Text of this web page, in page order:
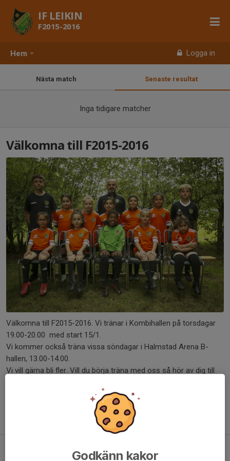
Hem Logga in
IF LEIKIN
F2015-2016
Nästa match Senaste resultat
Inga tidigare matcher
Välkomna till F2015-2016
Välkomna till F2015-2016. Vi tränar i Kombihallen på torsdagar
19.00-20.00 med start 15/1.
Vi kommer också träna vissa söndagar i Halmstad Arena B-
hallen, 13.00-14.00.
Vi vill gärna bli fler. Vill du börja träna med oss så hör av dig till
Fotboll är livet, Leikin är givet!
IF Leikins träningskläder
Godkänn kakor